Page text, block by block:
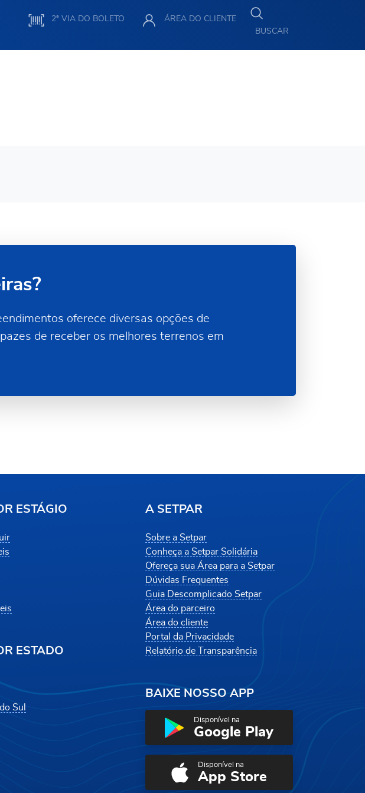
2ª VIA DO BOLETO
ÁREA DO CLIENTE
BUSCAR
oferece diversas opções de
de receber os melhores terrenos em
ESTÁGIO
ESTADO
Sul
A SETPAR
Sobre a Setpar
Conheça a Setpar Solidária
Ofereça sua Área para a Setpar
Dúvidas Frequentes
Guia Descomplicado Setpar
Área do parceiro
Área do cliente
Portal da Privacidade
Relatório de Transparência
BAIXE NOSSO APP
Disponível na
Google Play
Disponível na
App Store